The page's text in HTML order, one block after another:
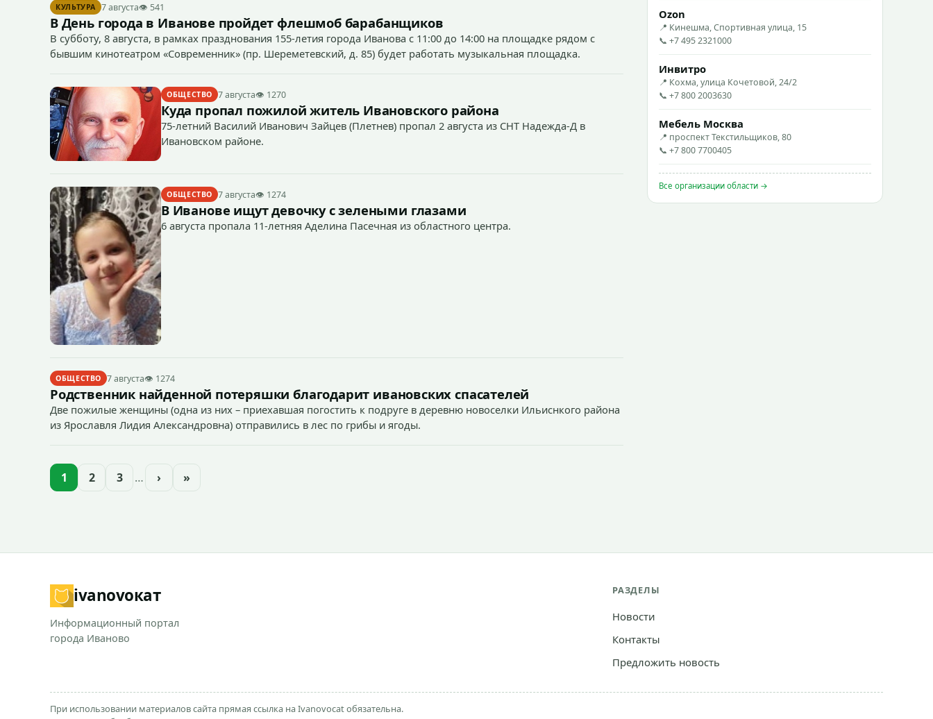
КУЛЬТУРА 7 августа👁 541
В День города в Иванове пройдет флешмоб барабанщиков
В субботу, 8 августа, в рамках празднования 155-летия города Иванова с 11:00 до 14:00 на площадке рядом с
бывшим кинотеатром «Современник» (пр. Шереметевский, д. 85) будет работать музыкальная площадка.
ОБЩЕСТВО 7 августа👁 1270
Куда пропал пожилой житель Ивановского района
75-летний Василий Иванович Зайцев (Плетнев) пропал 2 августа из СНТ Надежда-Д в
Ивановском районе.
ОБЩЕСТВО 7 августа👁 1274
В Иванове ищут девочку с зелеными глазами
6 августа пропала 11-летняя Аделина Пасечная из областного центра.
ОБЩЕСТВО 7 августа👁 1274
Родственник найденной потеряшки благодарит ивановских спасателей
Две пожилые женщины (одна из них – приехавшая погостить к подруге в деревню новоселки Ильиснкого района
из Ярославля Лидия Александровна) отправились в лес по грибы и ягоды.
1 2 3 … › »
Ozon
📍 Кинешма, Спортивная улица, 15
📞 +7 495 2321000
Инвитро
📍 Кохма, улица Кочетовой, 24/2
📞 +7 800 2003630
Мебель Москва
📍 проспект Текстильщиков, 80
📞 +7 800 7700405
Все организации области →
ivanovoкат
Информационный портал
города Иваново
РАЗДЕЛЫ
Новости
Контакты
Предложить новость
При использовании материалов сайта прямая ссылка на Ivanovocat обязательна.